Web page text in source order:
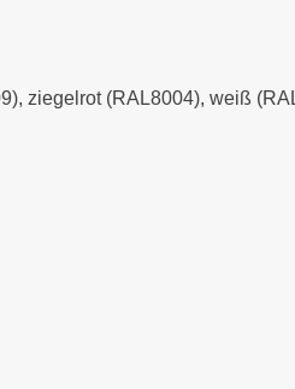
ziegelrot (RAL8004), weiß